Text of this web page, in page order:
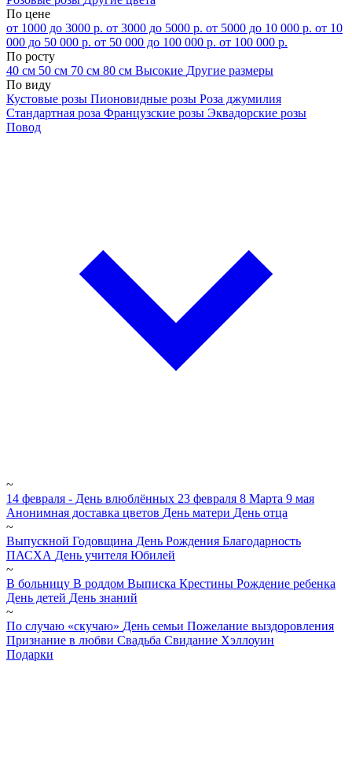
По цене
от 1000 до 3000 р. от 3000 до 5000 р. от 5000 до 10 000 р. от 10
000 до 50 000 р. от 50 000 до 100 000 р. от 100 000 р.
По росту
40 см 50 см 70 см 80 см Высокие Другие размеры
По виду
Кустовые розы Пионовидные розы Роза джумилия
Стандартная роза Французские розы Эквадорские розы
Повод
~
14 февраля - День влюблённых 23 февраля 8 Марта 9 мая
Анонимная доставка цветов День матери День отца
~
Выпускной Годовщина День Рождения Благодарность
ПАСХА День учителя Юбилей
~
В больницу В роддом Выписка Крестины Рождение ребенка
День детей День знаний
~
По случаю «скучаю» День семьи Пожелание выздоровления
Признание в любви Свадьба Свидание Хэллоуин
Подарки